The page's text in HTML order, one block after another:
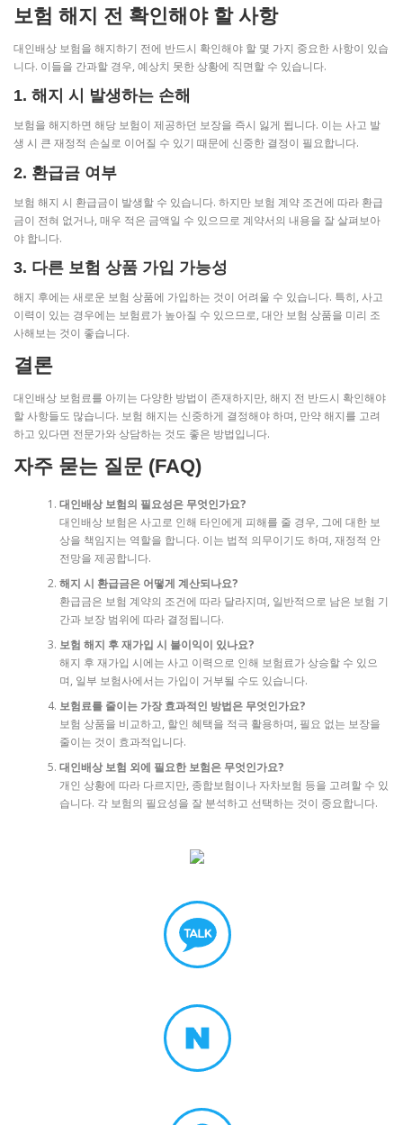
보험 해지 전 확인해야 할 사항
대인배상 보험을 해지하기 전에 반드시 확인해야 할 몇 가지 중요한 사항이 있습
니다. 이들을 간과할 경우, 예상치 못한 상황에 직면할 수 있습니다.
1. 해지 시 발생하는 손해
보험을 해지하면 해당 보험이 제공하던 보장을 즉시 잃게 됩니다. 이는 사고 발
생 시 큰 재정적 손실로 이어질 수 있기 때문에 신중한 결정이 필요합니다.
2. 환급금 여부
보험 해지 시 환급금이 발생할 수 있습니다. 하지만 보험 계약 조건에 따라 환급
금이 전혀 없거나, 매우 적은 금액일 수 있으므로 계약서의 내용을 잘 살펴보아
야 합니다.
3. 다른 보험 상품 가입 가능성
해지 후에는 새로운 보험 상품에 가입하는 것이 어려울 수 있습니다. 특히, 사고
이력이 있는 경우에는 보험료가 높아질 수 있으므로, 대안 보험 상품을 미리 조
사해보는 것이 좋습니다.
결론
대인배상 보험료를 아끼는 다양한 방법이 존재하지만, 해지 전 반드시 확인해야
할 사항들도 많습니다. 보험 해지는 신중하게 결정해야 하며, 만약 해지를 고려
하고 있다면 전문가와 상담하는 것도 좋은 방법입니다.
자주 묻는 질문 (FAQ)
대인배상 보험의 필요성은 무엇인가요?
대인배상 보험은 사고로 인해 타인에게 피해를 줄 경우, 그에 대한 보
상을 책임지는 역할을 합니다. 이는 법적 의무이기도 하며, 재정적 안
전망을 제공합니다.
해지 시 환급금은 어떻게 계산되나요?
환급금은 보험 계약의 조건에 따라 달라지며, 일반적으로 남은 보험 기
간과 보장 범위에 따라 결정됩니다.
보험 해지 후 재가입 시 불이익이 있나요?
해지 후 재가입 시에는 사고 이력으로 인해 보험료가 상승할 수 있으
며, 일부 보험사에서는 가입이 거부될 수도 있습니다.
보험료를 줄이는 가장 효과적인 방법은 무엇인가요?
보험 상품을 비교하고, 할인 혜택을 적극 활용하며, 필요 없는 보장을
줄이는 것이 효과적입니다.
대인배상 보험 외에 필요한 보험은 무엇인가요?
개인 상황에 따라 다르지만, 종합보험이나 자차보험 등을 고려할 수 있
습니다. 각 보험의 필요성을 잘 분석하고 선택하는 것이 중요합니다.